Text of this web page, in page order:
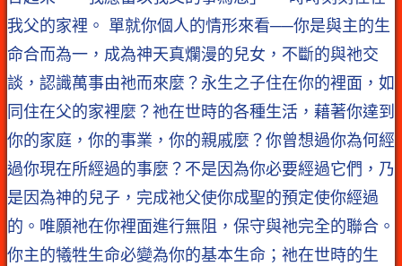
我父的家裡。 單就你個人的情形來看──你是與主的生
命合而為一，成為神天真爛漫的兒女，不斷的與祂交
談，認識萬事由祂而來麼？永生之子住在你的裡面，如
同住在父的家裡麼？祂在世時的各種生活，藉著你達到
你的家庭，你的事業，你的親戚麼？你曾想過你為何經
過你現在所經過的事麼？不是因為你必要經過它們，乃
是因為神的兒子，完成祂父使你成聖的預定使你經過
的。唯願祂在你裡面進行無阻，保守與祂完全的聯合。
你主的犧牲生命必變為你的基本生命；祂在世時的生